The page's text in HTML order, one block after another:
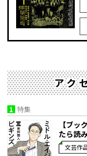
アク
1 特集
【ブッ
たら読
文芸作